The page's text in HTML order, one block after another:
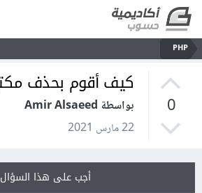
PHP
0
كيف أقوم بحذف
بواسطة Amir Alsaeed
22 مارس 2021
أجب على هذا السؤال